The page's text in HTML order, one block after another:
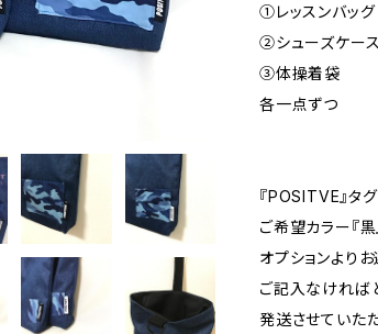
①レッスンバッグ
②シューズケース
③体操着袋
各一点ずつ
『POSITVE』タグ
ご希望カラー『黒
オプションより
ご記入なければ
発送させていた